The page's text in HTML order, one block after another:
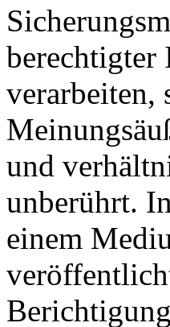
berechtigter
verarbeiten,
und
unberührt.
einem